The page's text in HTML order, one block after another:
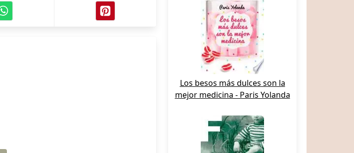
Los besos más dulces son la
mejor medicina - Paris Yolanda